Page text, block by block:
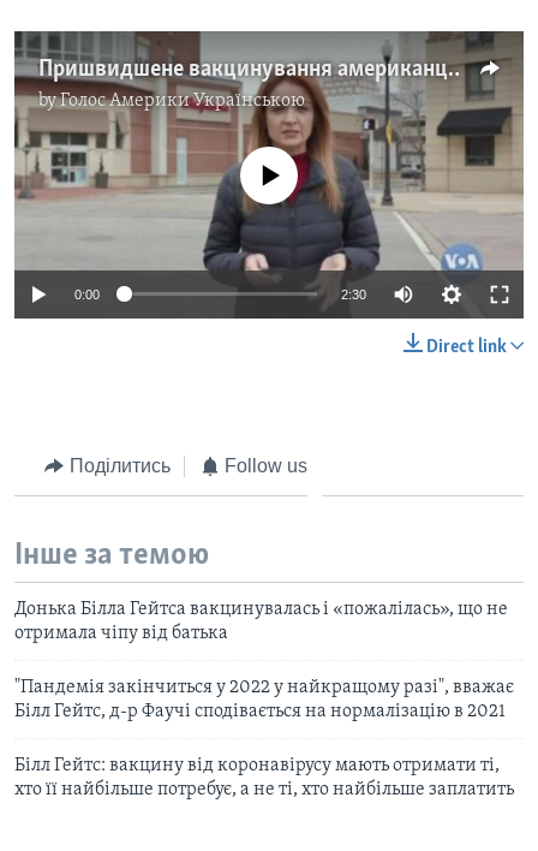
Пришвидшене вакцинування американців – тепер в аптеках будуть робити і щеплення від COVID-19. Відео
byГолос Америки Українською
No media source currently available
0:00 2:30
Direct link
Поділитись Follow us
Інше за темою
Донька Білла Гейтса вакцинувалась і «пожалілась», що не
отримала чіпу від батька
"Пандемія закінчиться у 2022 у найкращому разі", вважає
Білл Гейтс, д-р Фаучі сподівається на нормалізацію в 2021
Білл Гейтс: вакцину від коронавірусу мають отримати ті,
хто її найбільше потребує, а не ті, хто найбільше заплатить